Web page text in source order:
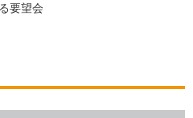
要望会